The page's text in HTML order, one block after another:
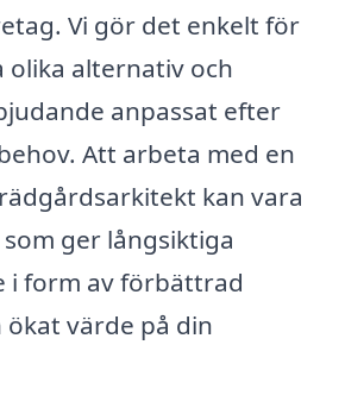
Vi gör det enkelt för
alternativ och
anpassat efter
Att arbeta med en
kan vara
ger långsiktiga
i form av förbättrad
värde på din